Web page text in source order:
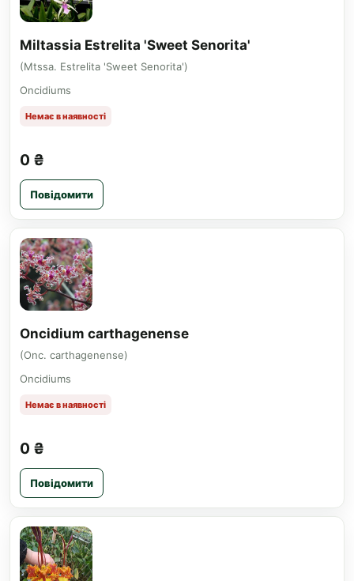
Miltassia Estrelita 'Sweet Senorita'
(Mtssa. Estrelita 'Sweet Senorita')
Oncidiums
Немає в наявності
0 ₴
Повідомити
Oncidium carthagenense
(Onc. carthagenense)
Oncidiums
Немає в наявності
0 ₴
Повідомити